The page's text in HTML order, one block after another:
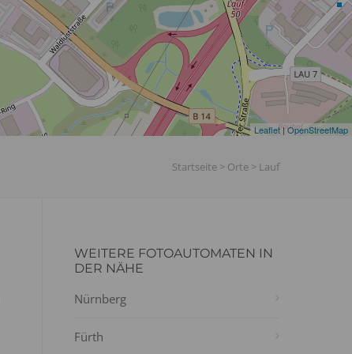
Leaflet|OpenStreetMap
Startseite > Orte > Lauf
WEITERE FOTOAUTOMATEN IN
DER NÄHE
Nürnberg
Fürth